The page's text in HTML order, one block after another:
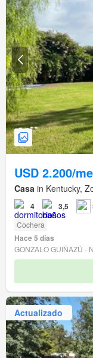
USD 2.200/
Casa in Kentucky,
4 3,5
Cochera
Hace 5 días
GONZALO GUIÑAZÚ -
Actualizado